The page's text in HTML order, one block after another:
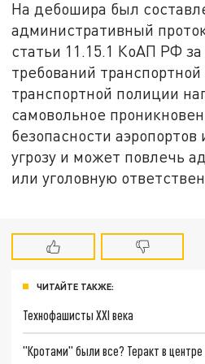
На дебошира был
административный
статьи 11.15.1 КоАП РФ
требований
транспортной полиции
самовольное
безопасности аэропортов
угрозу и может повлечь
или уголовную
ЧИТАЙТЕ ТАКЖЕ:
Технофашисты XXI века
"Кротами" были все? Теракт в